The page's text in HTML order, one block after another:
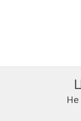
Не